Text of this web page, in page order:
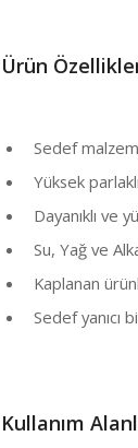
Ürün
Sedef
Yüksek
Dayanıklı ve
Su, Yağ ve
Kaplanan
Sedef yanıcı
Kullanım